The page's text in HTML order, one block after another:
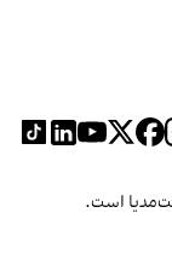
است.